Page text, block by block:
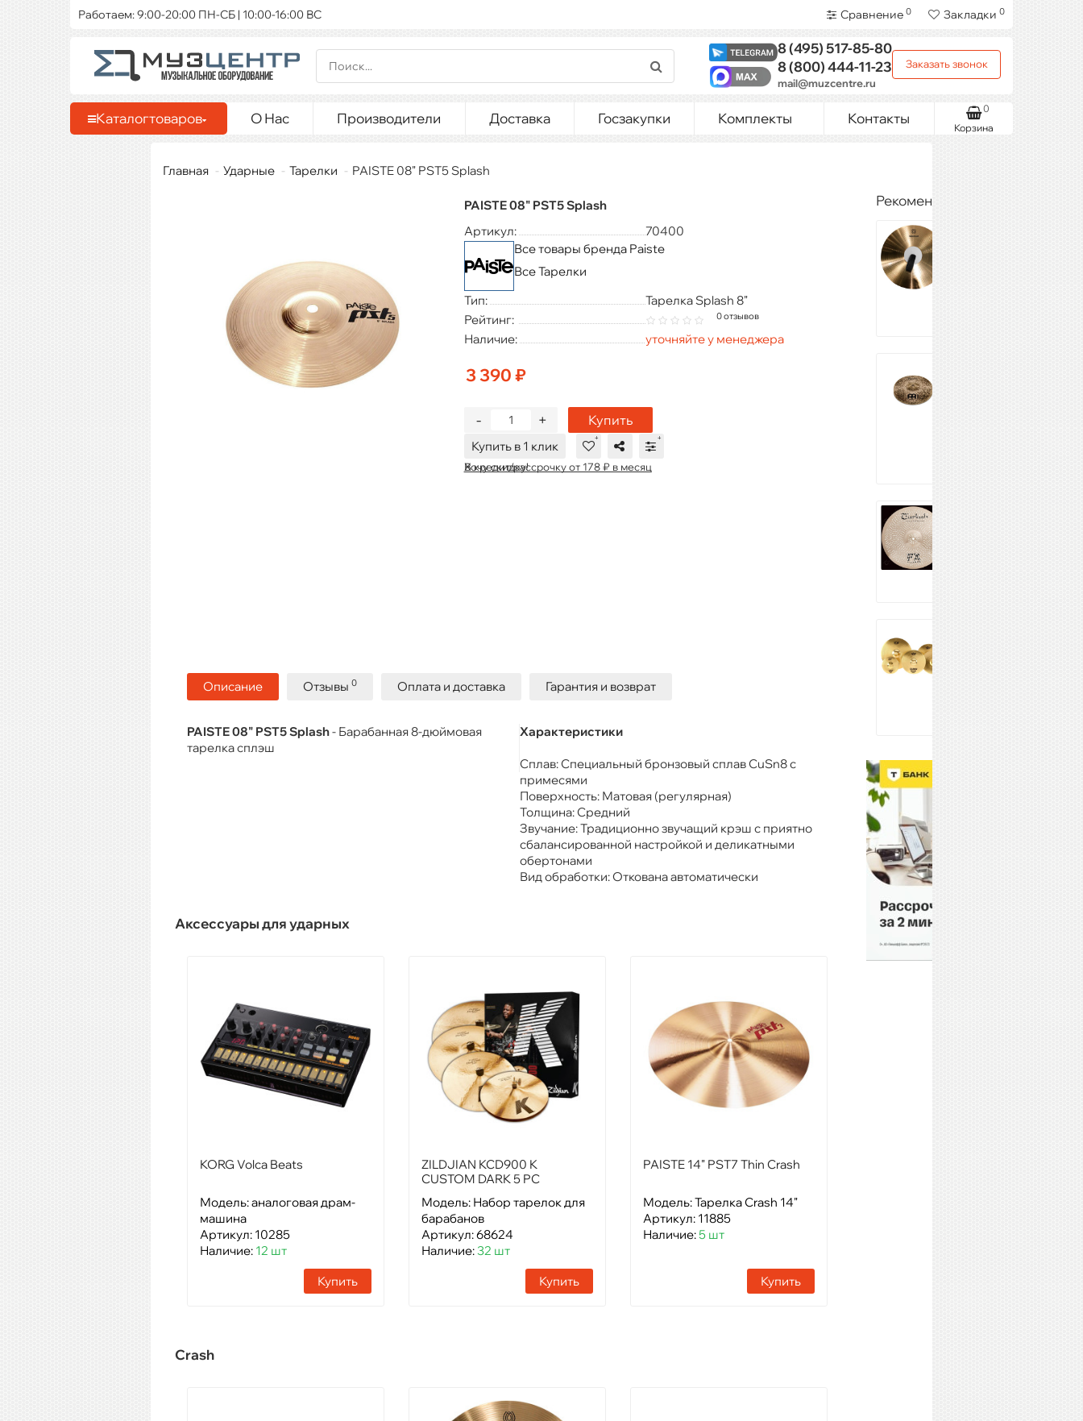
Работаем: 9:00-20:00 ПН-СБ | 10:00-16:00 ВС Сравнение 0 Закладки 0
8 (495)517-85-80
8 (800)444-11-23
mail@muzcentre.ru
Заказать звонок
Каталогтоваров О Нас Производители Доставка Госзакупки Комплекты Контакты
Корзина
0
Главная Ударные Тарелки PAISTE 08" PST5 Splash
PAISTE 08" PST5 Splash
Артикул:
70400
Все товары бренда Paiste
Все Тарелки
Тип:
Тарелка Splash 8"
Рейтинг:
0 отзывов
Наличие: уточняйте у менеджера
3 390 ₽
+
- Купить
Купить в 1 клик
В кредит/рассрочку от 178 ₽ в месяц
Хочу скидку!
Описание Отзывы 0 Оплата и доставка Гарантия и возврат
PAISTE 08" PST5 Splash- Барабанная 8-дюймовая
тарелка сплэш
Характеристики
Сплав: Специальный бронзовый сплав CuSn8 с
примесями
Поверхность: Матовая (регулярная)
Толщина: Средний
Звучание: Традиционно звучащий крэш с приятно
сбалансированной настройкой и деликатными
обертонами
Вид обработки: Откована автоматически
Аксессуары для ударных
KORG Volca Beats
Модель: аналоговая драм-
машина
Артикул: 10285
Наличие: 12 шт
Купить
ZILDJIAN KCD900 K
CUSTOM DARK 5 PC
Модель: Набор тарелок для
барабанов
Артикул: 68624
Наличие:32 шт
Купить
PAISTE 14" PST7 Thin Crash
Модель: Тарелка Crash 14"
Артикул: 11885
Наличие:5 шт
Купить
Crash
Рекомендуемые товары